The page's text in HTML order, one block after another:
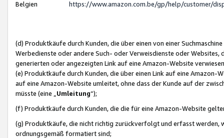
Belgien
https://www.amazon.com.be/gp/help/customer/
(d) Produktkäufe durch Kunden, die über einen von einer
Werbedienste oder andere Such- oder Verweisdienste oder Websites,
generierten oder angezeigten Link auf eine Amazon-Website
(e) Produktkäufe durch Kunden, die über einen Link auf eine
auf eine Amazon-Website umleitet, ohne dass der Kunde auf der
müsste (eine „ Umleitung“);
(f) Produktkäufe durch Kunden, die die für eine Amazon-Website
(g) Produktkäufe, die nicht richtig zurückverfolgt und erfasst werden,
ordnungsgemäß formatiert sind;